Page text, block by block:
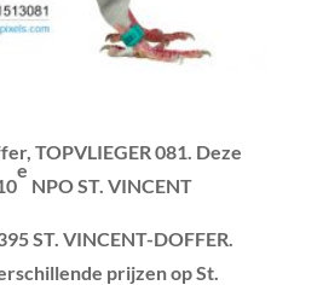
TOPVLIEGER 081. Deze
e
NPO ST. VINCENT
ST. VINCENT-DOFFER.
prijzen op St.